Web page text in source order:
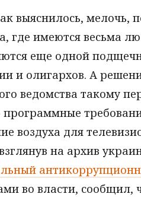
выяснилось, мелочь,
где имеются весьма
еще одной
и олигархов. А
ведомства такому
программные
воздуха для
на архив
во власти, сообщил,